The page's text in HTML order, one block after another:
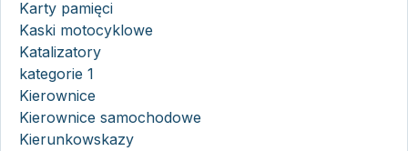
Karty pamięci
Kaski motocyklowe
Katalizatory
kategorie 1
Kierownice
Kierownice samochodowe
Kierunkowskazy